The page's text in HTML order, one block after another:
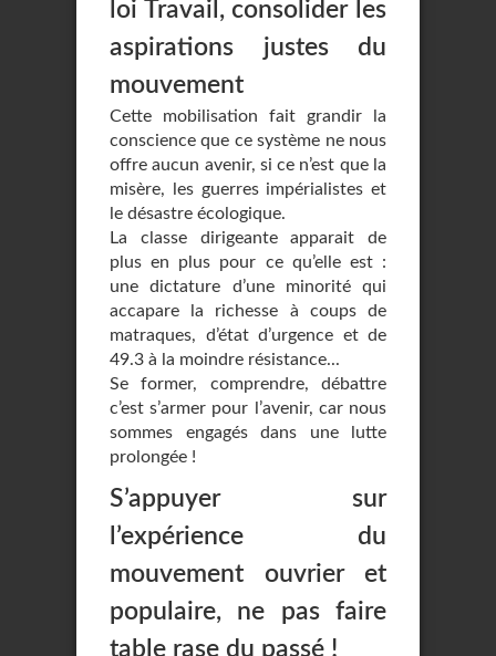
loi Travail, consolider les
aspirations justes du
mouvement
Cette mobilisation fait grandir la
conscience que ce système ne nous
offre aucun avenir, si ce n’est que la
misère, les guerres impérialistes et
le désastre écologique.
La classe dirigeante apparait de
plus en plus pour ce qu’elle est :
une dictature d’une minorité qui
accapare la richesse à coups de
matraques, d’état d’urgence et de
49.3 à la moindre résistance...
Se former, comprendre, débattre
c’est s’armer pour l’avenir, car nous
sommes engagés dans une lutte
prolongée !
S’appuyer sur
l’expérience du
mouvement ouvrier et
populaire, ne pas faire
table rase du passé !